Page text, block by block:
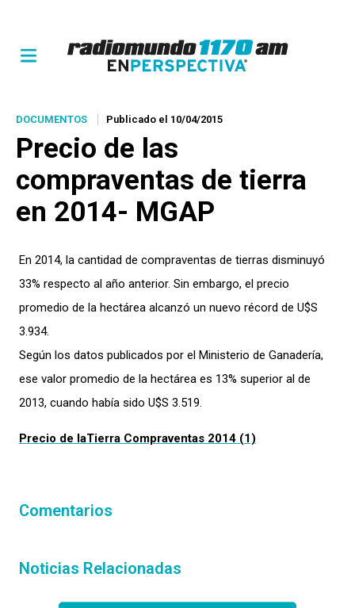
DOCUMENTOS Publicado el 10/04/2015
Precio de las
compraventas de tierra
en 2014- MGAP
En 2014, la cantidad de compraventas de tierras disminuyó
33% respecto al año anterior. Sin embargo, el precio
promedio de la hectárea alcanzó un nuevo récord de U$S
3.934.
Según los datos publicados por el Ministerio de Ganadería,
ese valor promedio de la hectárea es 13% superior al de
2013, cuando había sido U$S 3.519.
Precio de laTierra Compraventas 2014 (1)
Comentarios
Noticias Relacionadas